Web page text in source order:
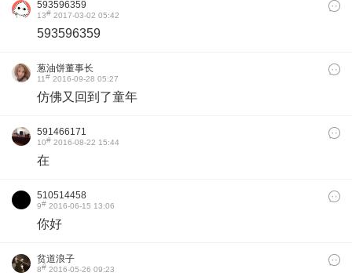
593596359
13# 2017-03-02 05:42
593596359
葱油饼董事长
11# 2016-09-28 05:27
仿佛又回到了童年
591466171
10# 2016-08-22 15:44
在
510514458
9# 2016-06-15 13:06
你好
贫道浪子
8# 2016-05-26 09:23